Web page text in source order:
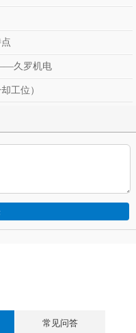
久罗机电
工位）
常见问答